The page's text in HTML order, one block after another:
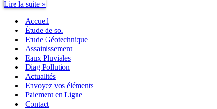
Lire la suite »
sol
:
pour
quoi
faire
?
Accueil
Étude de sol
Etude Géotechnique
Assainissement
Eaux Pluviales
Diag Pollution
Actualités
Envoyez vos éléments
Paiement en Ligne
Contact